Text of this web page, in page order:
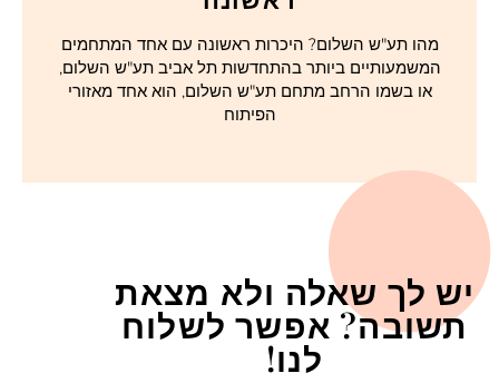
מהו תע"ש השלום? היכרות ראשונה עם אחד המתחמים
המשמעותיים ביותר בהתחדשות תל אביב תע"ש השלום,
או בשמו הרחב מתחם תע"ש השלום, הוא אחד מאזורי
הפיתוח
יש לך שאלה ולא מצאת
תשובה? אפשר לשלוח
לנו!